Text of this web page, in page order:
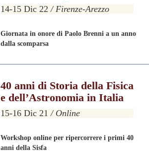
14-15 Dic 22/ Firenze-Arezzo
Giornata in onore di Paolo Brenni a un anno
dalla scomparsa
40 anni di Storia della Fisica
e dell’Astronomia in Italia
15-16 Dic 21/ Online
Workshop online per ripercorrere i primi 40
anni della Sisfa